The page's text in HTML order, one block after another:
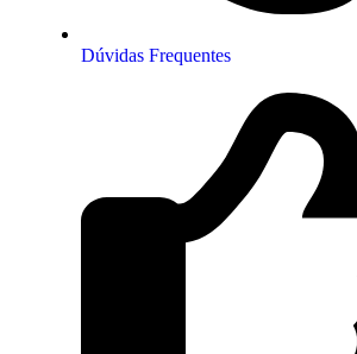
Dúvidas Frequentes